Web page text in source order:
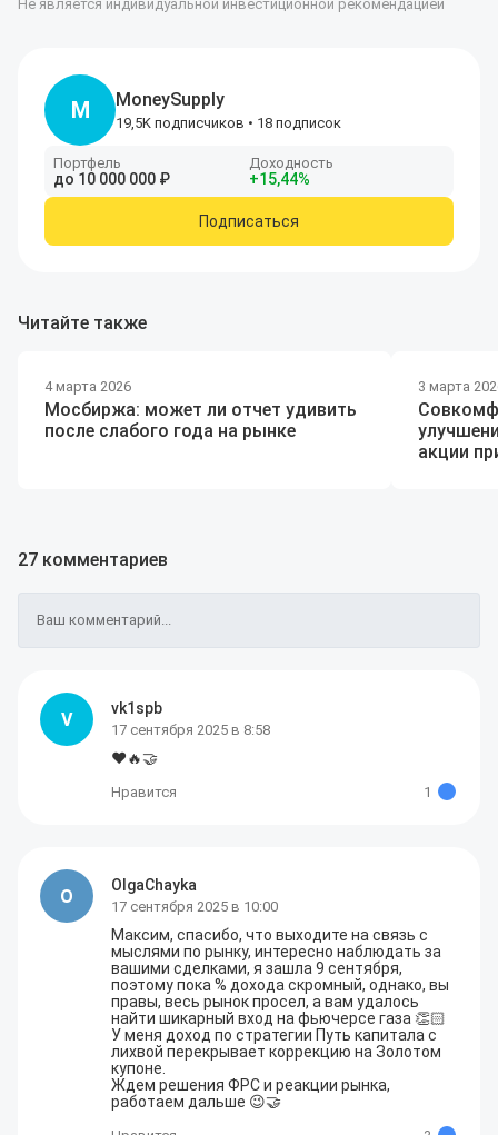
Не является индивидуальной инвестиционной рекомендацией
M MoneySupply
19,5K подписчиков • 18 подписок
Портфель
до 10 000 000 ₽
Доходность
+15,44%
Подписаться
Читайте также
4 марта 2026
Мосбиржа: может ли отчет удивить
после слабого года на рынке
3 марта
акции
27 комментариев
Ваш комментарий...
V
vk1spb
17 сентября 2025 в 8:58
❤️🔥🤝
Нравится 1
O
OlgaChayka
17 сентября 2025 в 10:00
Максим, спасибо, что выходите на связь с
мыслями по рынку, интересно наблюдать за
вашими сделками, я зашла 9 сентября,
поэтому пока % дохода скромный, однако, вы
правы, весь рынок просел, а вам удалось
найти шикарный вход на фьючерсе газа 👏🏻
У меня доход по стратегии Путь капитала с
лихвой перекрывает коррекцию на Золотом
купоне.
Ждем решения ФРС и реакции рынка,
работаем дальше 😉🤝